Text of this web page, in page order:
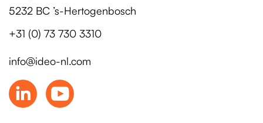
5232 BC ’s-Hertogenbosch
+31 (0) 73 730 3310
info@ideo-nl.com